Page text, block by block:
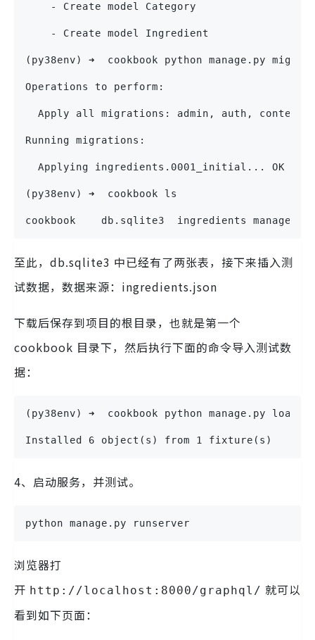
    - Create model Category
    - Create model Ingredient
(py38env) ➜  cookbook python manage.py
Operations to perform:
Apply all migrations: admin, auth,
Running migrations:
  Applying ingredients.0001_initial... OK
(py38env) ➜  cookbook ls
cookbook    db.sqlite3  ingredients manage.py
至此，db.sqlite3 中已经有了两张表，接下来插入测
试数据，数据来源：ingredients.json
下载后保存到项目的根目录，也就是第一个
cookbook 目录下，然后执行下面的命令导入测试数
据：
(py38env) ➜  cookbook python manage.py
Installed 6 object(s) from 1 fixture(s)
4、启动服务，并测试。
python manage.py runserver
浏览器打
开 http://localhost:8000/graphql/ 就可以
看到如下页面：